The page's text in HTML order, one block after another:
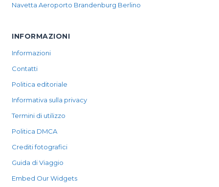
Navetta Aeroporto Brandenburg Berlino
INFORMAZIONI
Informazioni
Contatti
Politica editoriale
Informativa sulla privacy
Termini di utilizzo
Politica DMCA
Crediti fotografici
Guida di Viaggio
Embed Our Widgets